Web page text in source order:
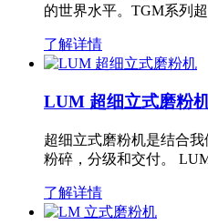
的世界水平。TGM系列
了解详情
LUM 超细立式磨粉
超细立式磨粉机是结合
粉碎，分级和交付。
了解详情